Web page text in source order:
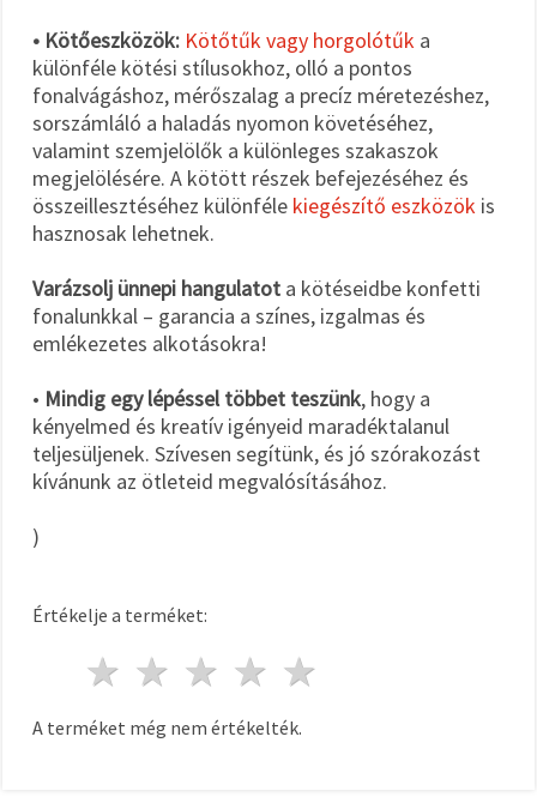
• Kötőeszközök: Kötőtűk vagy horgolótűk a
különféle kötési stílusokhoz, olló a pontos
fonalvágáshoz, mérőszalag a precíz méretezéshez,
sorszámláló a haladás nyomon követéséhez,
valamint szemjelölők a különleges szakaszok
megjelölésére. A kötött részek befejezéséhez és
összeillesztéséhez különféle kiegészítő eszközök is
hasznosak lehetnek.
Varázsolj ünnepi hangulatot a kötéseidbe konfetti
fonalunkkal – garancia a színes, izgalmas és
emlékezetes alkotásokra!
• Mindig egy lépéssel többet teszünk, hogy a
kényelmed és kreatív igényeid maradéktalanul
teljesüljenek. Szívesen segítünk, és jó szórakozást
kívánunk az ötleteid megvalósításához.
)
Értékelje a terméket:
4 csillagok
3 csillagok
2 csillagok
1 csillag
A terméket még nem értékelték.